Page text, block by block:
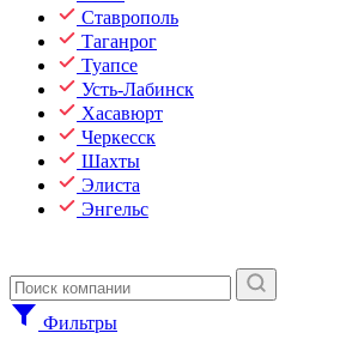
Ставрополь
Таганрог
Туапсе
Усть-Лабинск
Хасавюрт
Черкесск
Шахты
Элиста
Энгельс
Фильтры